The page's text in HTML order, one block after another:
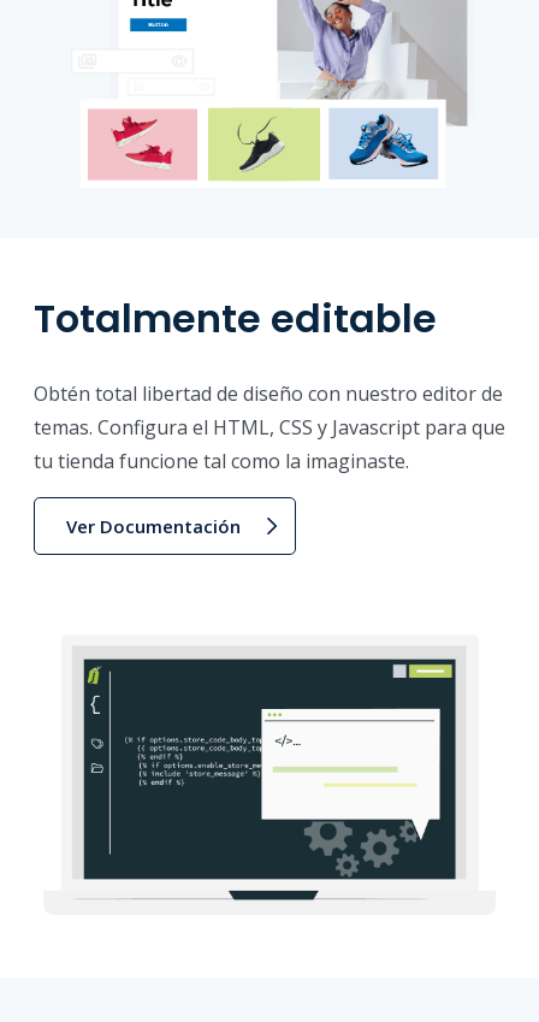
Totalmente editable
Obtén total libertad de diseño con nuestro editor de
temas. Configura el HTML, CSS y Javascript para que
tu tienda funcione tal como la imaginaste.
Ver Documentación